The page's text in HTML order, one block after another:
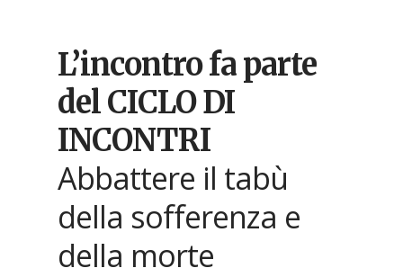
L’incontro fa parte
del CICLO DI
INCONTRI
Abbattere il tabù
della sofferenza e
della morte